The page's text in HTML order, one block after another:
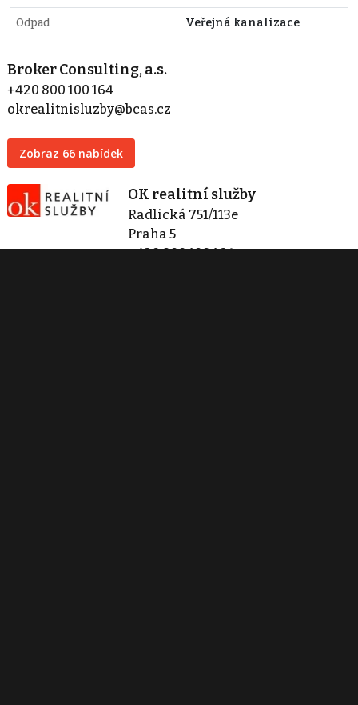
Odpad Veřejná kanalizace
Broker Consulting, a.s.
+420 800 100 164
okrealitnisluzby@bcas.cz
Zobraz 66 nabídek
OK realitní služby
Radlická 751/113e
Praha 5
+420 800 100 164